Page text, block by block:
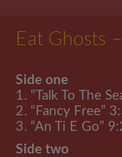
Eat Ghosts
Side one
1. “Talk To The
2. “Fancy Free”
3. “An Ti E Go”
Side two